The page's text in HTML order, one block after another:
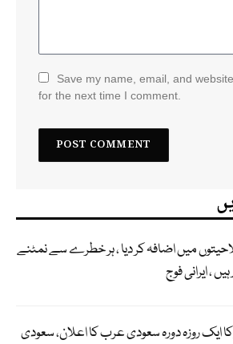
Save my name, email, and
for the next time I comment.
میں اضافہ کر دیا ، ہر خطرے سے نمٹنے
، ایرانی فوج
ایک روزہ دورہ سعودی عرب کا اعلان، سعودی